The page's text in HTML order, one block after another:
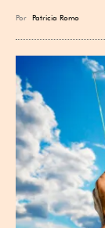
Por Patricia Romo